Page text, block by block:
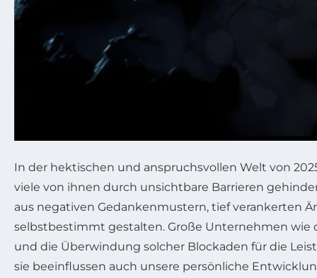
In der hektischen und anspruchsvollen Welt von
viele von ihnen durch unsichtbare Barrieren
aus negativen Gedankenmustern, tief verankerten
selbstbestimmt gestalten. Große Unternehmen wie
und die Überwindung solcher Blockaden für die
sie beeinflussen auch unsere persönliche